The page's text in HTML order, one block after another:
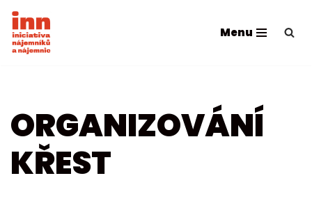
Přeskočit
na
Menu
ORGANIZOVÁNÍ
KŘEST